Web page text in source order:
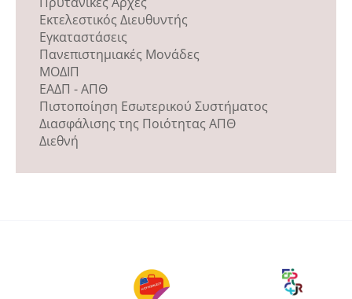
Εκτελεστικός Διευθυντής
Εγκαταστάσεις
Πανεπιστημιακές Μονάδες
ΜΟΔΙΠ
ΕΑΔΠ - ΑΠΘ
Πιστοποίηση Εσωτερικού Συστήματος
Διασφάλισης της Ποιότητας ΑΠΘ
Διεθνή